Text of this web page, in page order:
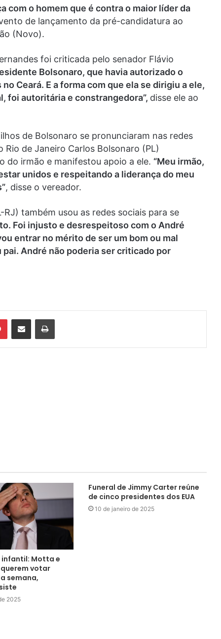
com o homem que é contra o maior líder da
de lançamento da pré-candidatura ao
(Novo).
foi criticada pelo senador Flávio
Bolsonaro, que havia autorizado o
Ceará. E a forma com que ela se dirigiu a ele,
foi autoritária e constrangedora”, disse ele ao
de Bolsonaro se pronunciaram nas redes
de Janeiro Carlos Bolsonaro (PL)
do irmão e manifestou apoio a ele. “Meu irmão,
unidos e respeitando a liderança do meu
, disse o vereador.
também usou as redes sociais para se
Foi injusto e desrespeitoso com o André
entrar no mérito de ser um bom ou mal
André não poderia ser criticado por
PinterestCompartilhar via e-mail Imprimir
Motta e
votar
semana,
2025
Funeral de Jimmy Carter reúne
de cinco presidentes dos EUA
10 de janeiro de 2025